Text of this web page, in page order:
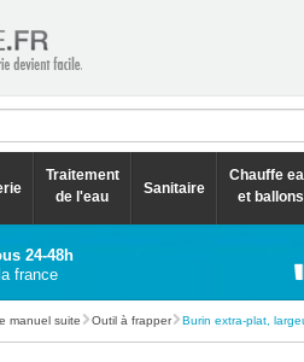
Traitement
de l'eau
Sanitaire
Chauffe
et ballons
24-48h
france
manuel suite Outil à frapper Burin extra-plat,